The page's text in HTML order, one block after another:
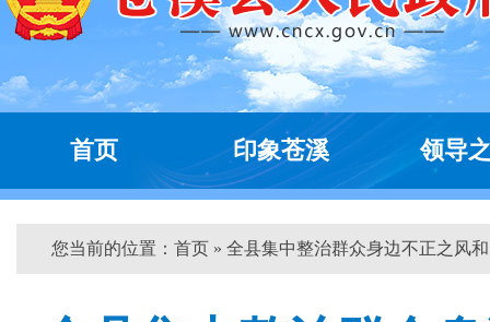
首页 印象苍溪 领导
您当前的位置： 首页 » 全县集中整治群众身边不正之风